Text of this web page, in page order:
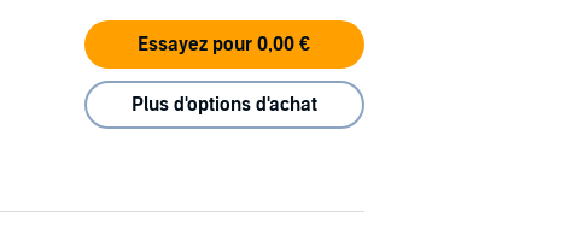
Essayez pour 0,00 €
Plus d'options d'achat